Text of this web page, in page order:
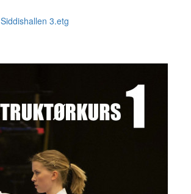
Siddishallen 3.etg